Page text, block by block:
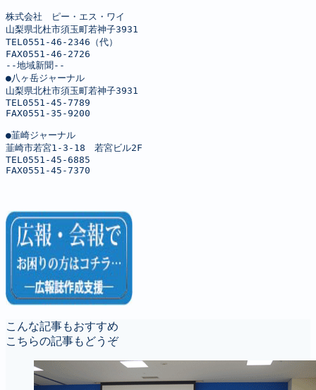
株式会社　ピー・エス・ワイ
山梨県北杜市須玉町若神子3931
TEL0551-46-2346（代）
FAX0551-46-2726
--地域新聞--
●八ヶ岳ジャーナル
山梨県北杜市須玉町若神子3931
TEL0551-45-7789
FAX0551-35-9200
●韮崎ジャーナル
韮崎市若宮1-3-18　若宮ビル2F
TEL0551-45-6885
FAX0551-45-7370
こんな記事もおすすめ
こちらの記事もどうぞ